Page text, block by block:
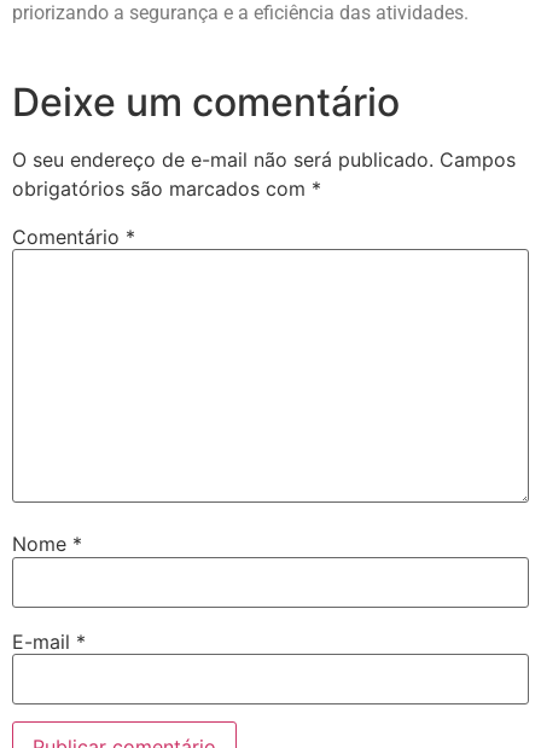
priorizando a segurança e a eficiência das atividades.
Deixe um comentário
O seu endereço de e-mail não será publicado. Campos
obrigatórios são marcados com *
Comentário *
Nome *
E-mail *